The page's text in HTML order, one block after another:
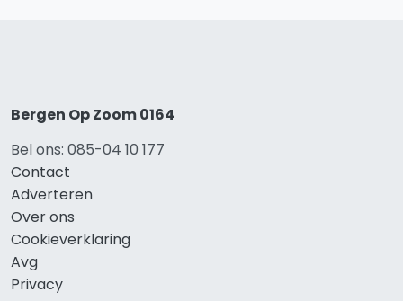
Bergen Op Zoom 0164
Bel ons: 085-04 10 177
Contact
Adverteren
Over ons
Cookieverklaring
Avg
Privacy